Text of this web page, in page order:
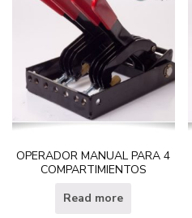
OPERADOR MANUAL PARA 4
COMPARTIMIENTOS
Read more